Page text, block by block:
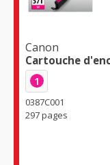
Canon
Cartouche
1
0387C001
297 pages